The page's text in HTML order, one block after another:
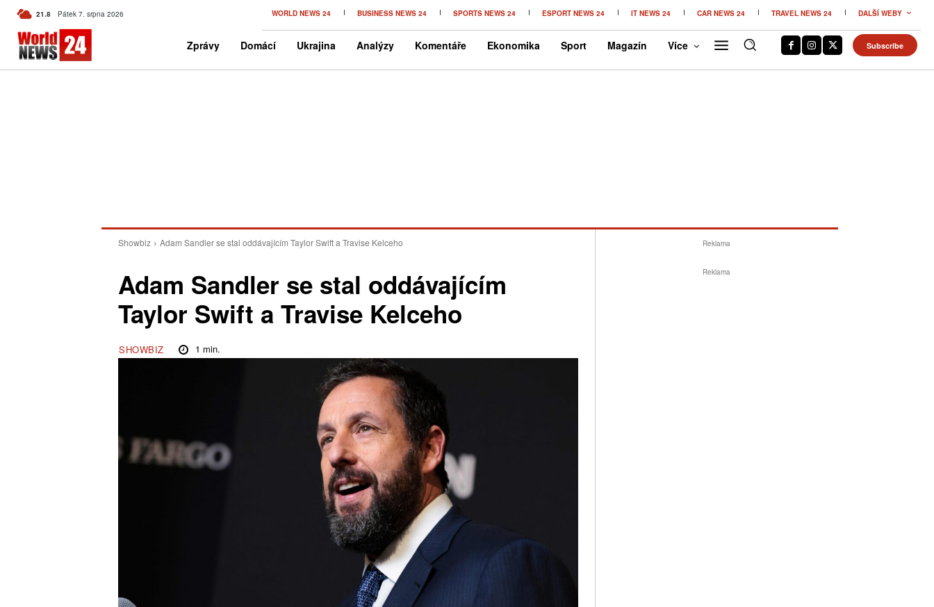
21.8 C Czech
Pátek 7. srpna 2026 WORLD NEWS 24 BUSINESS NEWS 24 SPORTS NEWS 24 ESPORT NEWS 24 IT NEWS 24 CAR NEWS 24 TRAVEL NEWS 24 DALŠÍ WEBY
Zprávy Domácí Ukrajina Analýzy Komentáře Ekonomika Sport Magazín Více Subscribe
Showbiz Adam Sandler se stal oddávajícím Taylor Swift a Travise Kelceho
Adam Sandler se stal oddávajícím
Taylor Swift a Travise Kelceho
SHOWBIZ 1 min.
Reklama
Reklama